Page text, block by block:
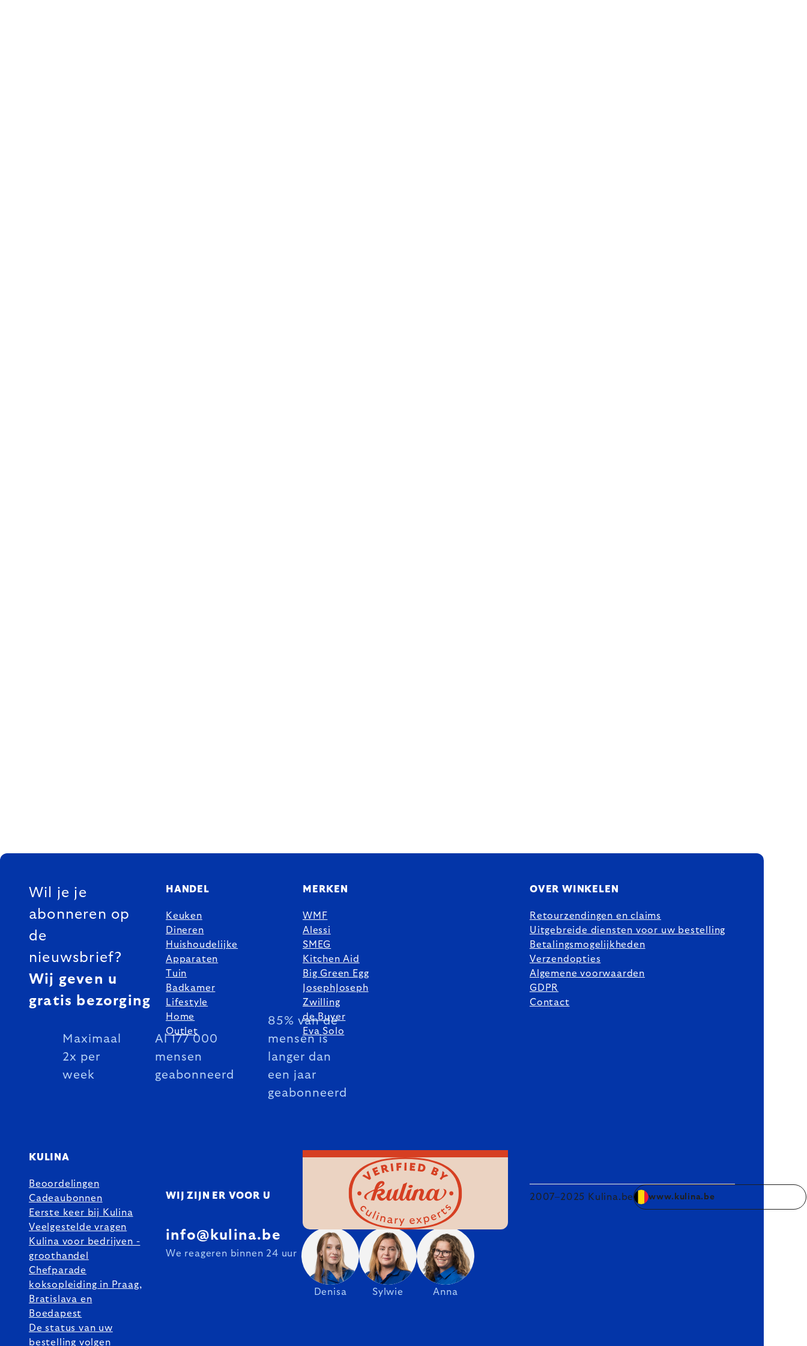
FOOTER
Wil je je
abonneren op
de
nieuwsbrief?
Wij geven u
gratis bezorging
Maximaal
2x per
week
Al 177 000
mensen
geabonneerd
85% van de
mensen is
langer dan
een jaar
geabonneerd
HANDEL
Keuken
Dineren
Huishoudelijke
Apparaten
Tuin
Badkamer
Lifestyle
Home
Outlet
MERKEN
WMF
Alessi
SMEG
Kitchen Aid
Big Green Egg
JosephJoseph
Zwilling
de Buyer
Eva Solo
OVER WINKELEN
Retourzendingen en claims
Uitgebreide diensten voor uw bestelling
Betalingsmogelijkheden
Verzendopties
Algemene voorwaarden
GDPR
Contact
KULINA
Beoordelingen
Cadeaubonnen
Eerste keer bij Kulina
Veelgestelde vragen
Kulina voor bedrijven -
groothandel
Chefparade
koksopleiding in Praag,
Bratislava en
Boedapest
De status van uw
bestelling volgen
WIJ ZIJN ER VOOR U
Denisa Sylwie Anna
info@kulina.be
We reageren binnen 24 uur
2007–2025 Kulina.be www.kulina.be